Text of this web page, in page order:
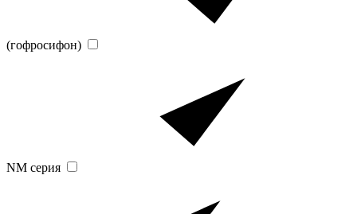
(гофросифон)
NM серия